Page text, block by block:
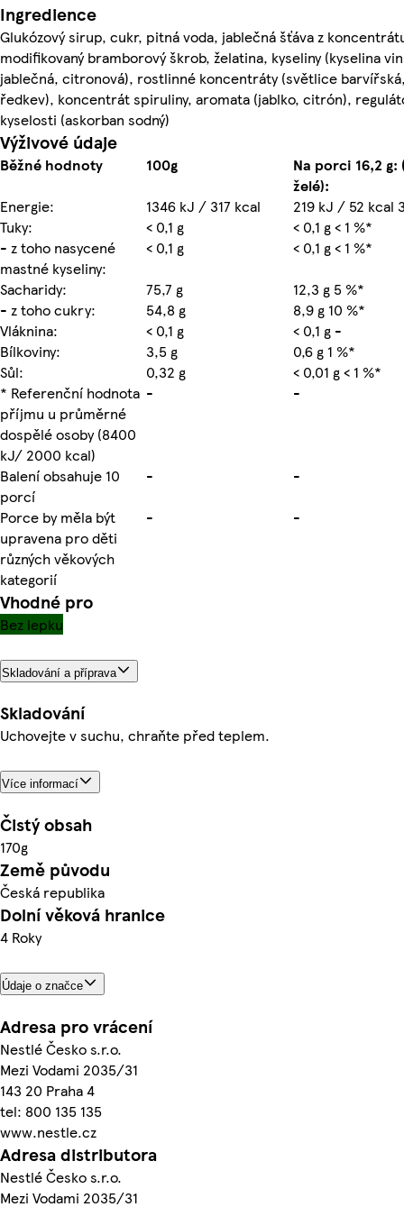
Ingredience
Glukózový sirup, cukr, pitná voda, jablečná šťáva z
modifikovaný bramborový škrob, želatina, kyseliny (kyselina
jablečná, citronová), rostlinné koncentráty (světlice
ředkev), koncentrát spiruliny, aromata (jablko, citrón),
kyselosti (askorban sodný)
Výživové údaje
Běžné hodnoty 100g
Na porci 16,2 g:
želé):
Energie:
1346 kJ / 317 kcal
219 kJ / 52 kcal
Tuky:
< 0,1 g
< 0,1 g < 1 %*
- z toho nasycené
mastné kyseliny:
< 0,1 g
< 0,1 g < 1 %*
Sacharidy:
75,7 g
12,3 g 5 %*
- z toho cukry:
54,8 g
8,9 g 10 %*
Vláknina:
< 0,1 g
< 0,1 g -
Bílkoviny:
3,5 g
0,6 g 1 %*
Sůl:
0,32 g
< 0,01 g < 1 %*
* Referenční hodnota
příjmu u průměrné
dospělé osoby (8400
kJ/ 2000 kcal)
- -
Balení obsahuje 10
porcí
-
-
Porce by měla být
upravena pro děti
různých věkových
kategorií
- -
Vhodné pro
Bez lepku
Skladování a příprava
Skladování
Uchovejte v suchu, chraňte před teplem.
Více informací
Čistý obsah
170g
Země původu
Česká republika
Dolní věková hranice
4 Roky
Údaje o značce
Adresa pro vrácení
Nestlé Česko s.r.o.
Mezi Vodami 2035/31
143 20 Praha 4
tel: 800 135 135
www.nestle.cz
Adresa distributora
Nestlé Česko s.r.o.
Mezi Vodami 2035/31